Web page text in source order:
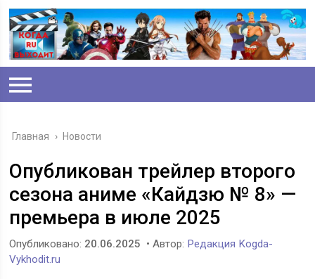
Главная › Новости
Опубликован трейлер второго
сезона аниме «Кайдзю № 8» —
премьера в июле 2025
Опубликовано: 20.06.2025 • Автор: Редакция Kogda-
Vykhodit.ru